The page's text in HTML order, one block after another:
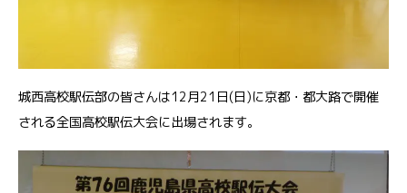
城西高校駅伝部の皆さんは12月21日(日)に京都・都大路で開催
される全国高校駅伝大会に出場されます。